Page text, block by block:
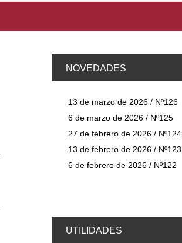
NOVEDADES
13 de marzo de 2026 / Nº126
6 de marzo de 2026 / Nº125
27 de febrero de 2026 / Nº124
13 de febrero de 2026 / Nº123
6 de febrero de 2026 / Nº122
UTILIDADES